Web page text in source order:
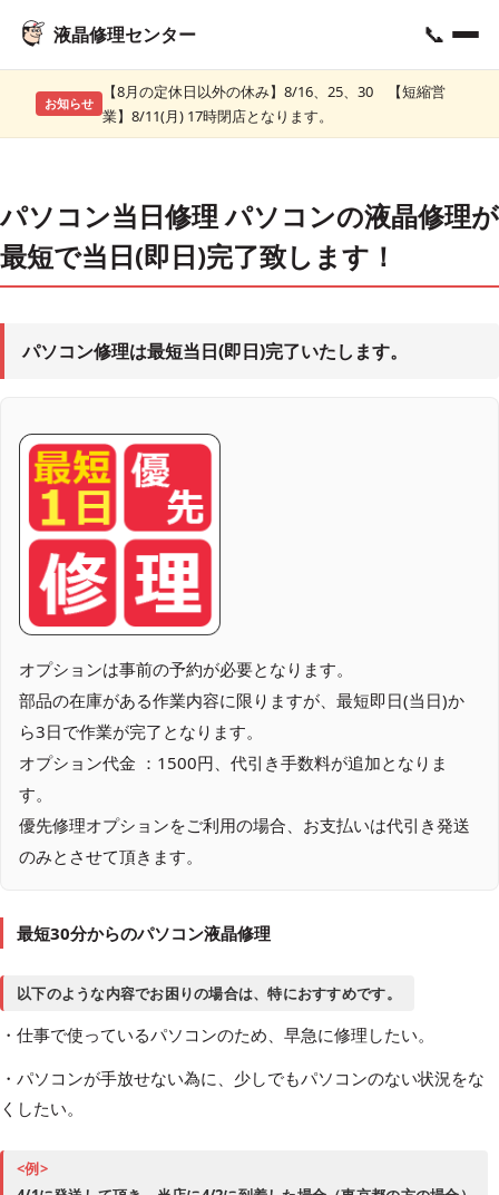
液晶修理センター 📞
お知らせ
【8月の定休日以外の休み】8/16、25、30 【短縮営
業】8/11(月) 17時閉店となります。
パソコン当日修理 パソコンの液晶修理が
最短で当日(即日)完了致します！
パソコン修理は最短当日(即日)完了いたします。
オプションは事前の予約が必要となります。
部品の在庫がある作業内容に限りますが、最短即日(当日)か
ら3日で作業が完了となります。
オプション代金 ：1500円、代引き手数料が追加となりま
す。
優先修理オプションをご利用の場合、お支払いは代引き発送
のみとさせて頂きます。
最短30分からのパソコン液晶修理
以下のような内容でお困りの場合は、特におすすめです。
・仕事で使っているパソコンのため、早急に修理したい。
・パソコンが手放せない為に、少しでもパソコンのない状況をな
くしたい。
<例>